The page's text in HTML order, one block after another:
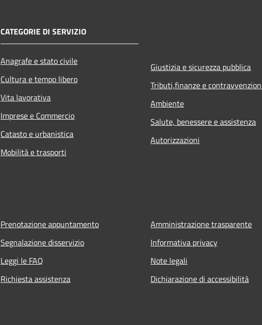
CATEGORIE DI SERVIZIO
Anagrafe e stato civile
Cultura e tempo libero
Vita lavorativa
Imprese e Commercio
Catasto e urbanistica
Mobilità e trasporti
Giustizia e sicurezza pubblica
Tributi,finanze e
Ambiente
Salute, benessere e assistenza
Autorizzazioni
Prenotazione appuntamento
Segnalazione disservizio
Leggi le FAQ
Richiesta assistenza
Amministrazione trasparente
Informativa privacy
Note legali
Dichiarazione di accessibilità